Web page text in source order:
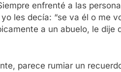
enfrenté a las
les decía: “se va él o me
a un abuelo, le dije
parece rumiar un